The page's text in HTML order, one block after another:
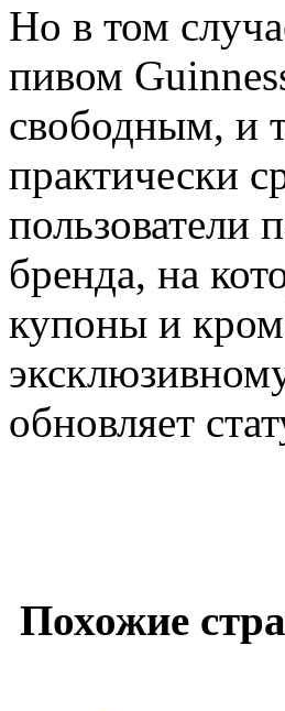
Но в том
пивом
свободным, и
практически
пользователи
бренда, на
купоны и
обновляет
Похожие